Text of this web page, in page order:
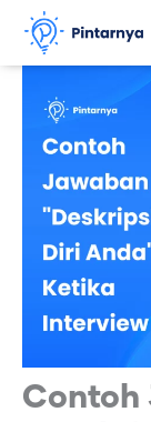
Lewati
Contoh